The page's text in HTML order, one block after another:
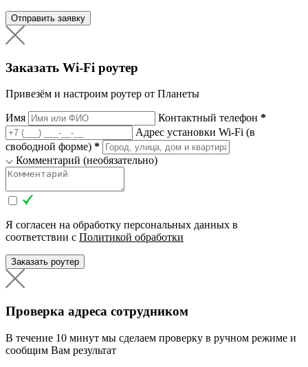
Отправить заявку
Заказать Wi-Fi роутер
Привезём и настроим роутер от Планеты
Имя Контактный телефон *
Адрес установки Wi-Fi (в
свободной форме) *
Комментарий (необязательно)
Я согласен на обработку персональных данных в
соответствии с Политикой обработки
Заказать роутер
Проверка адреса сотрудником
В течение 10 минут мы сделаем проверку в ручном режиме и
сообщим Вам результат